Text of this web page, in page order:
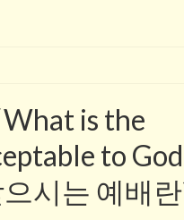
is the
to
시는 예배란